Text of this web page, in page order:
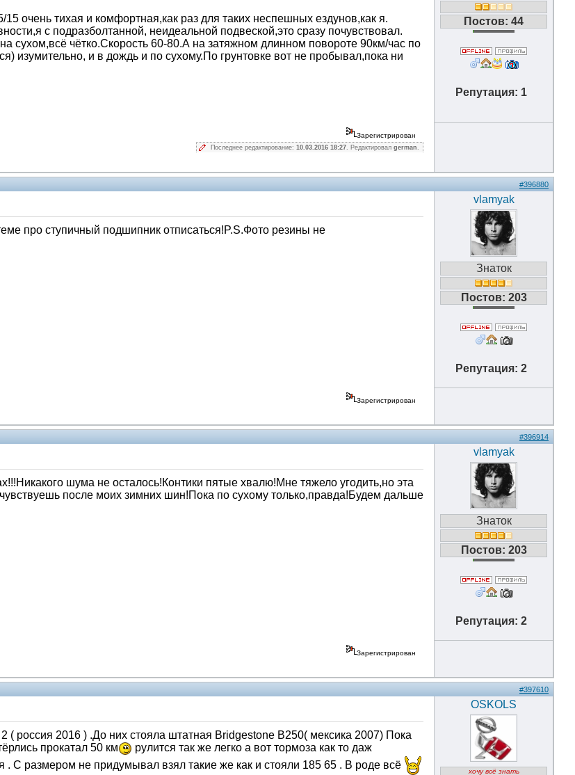
очень тихая и комфортная,как раз для таких неспешных ездунов,как я.
с подразболтанной, неидеальной подвеской,это сразу почувствовал.
сухом,всё чётко.Скорость 60-80.А на затяжном длинном повороте 90км/час по
изумительно, и в дождь и по сухому.По грунтовке вот не пробывал,пока ни
Постов: 44
Репутация: 1
Зарегистрирован
Последнее редактирование: 10.03.2016 18:27. Редактировал german.
#396880
про ступичный подшипник отписаться!P.S.Фото резины не
vlamyak
Знаток
Постов: 203
Репутация: 2
Зарегистрирован
#396914
шума не осталось!Контики пятые хвалю!Мне тяжело угодить,но эта
после моих зимних шин!Пока по сухому только,правда!Будем дальше
vlamyak
Знаток
Постов: 203
Репутация: 2
Зарегистрирован
#397610
россия 2016 ) .До них стояла штатная Bridgestone B250( мексика 2007) Пока
прокатал 50 км
рулится так же легко а вот тормоза как то даж
. С размером не придумывал взял такие же как и стояли 185 65 . В роде всё
OSKOLS
хочу всё знать